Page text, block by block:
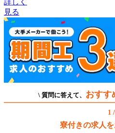
見る
\ 質問に答えて、 おすす
1
寮付きの求人